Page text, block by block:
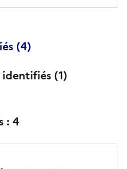
(4)
identifiés (1)
: 4